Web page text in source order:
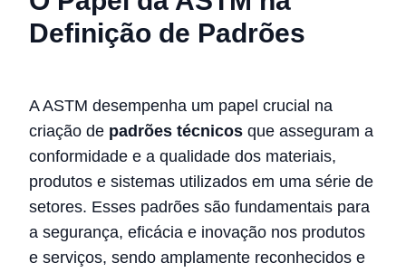
Definição de Padrões
A ASTM desempenha um papel crucial na
criação de padrões técnicos que asseguram a
conformidade e a qualidade dos materiais,
produtos e sistemas utilizados em uma série de
setores. Esses padrões são fundamentais para
a segurança, eficácia e inovação nos produtos
e serviços, sendo amplamente reconhecidos e